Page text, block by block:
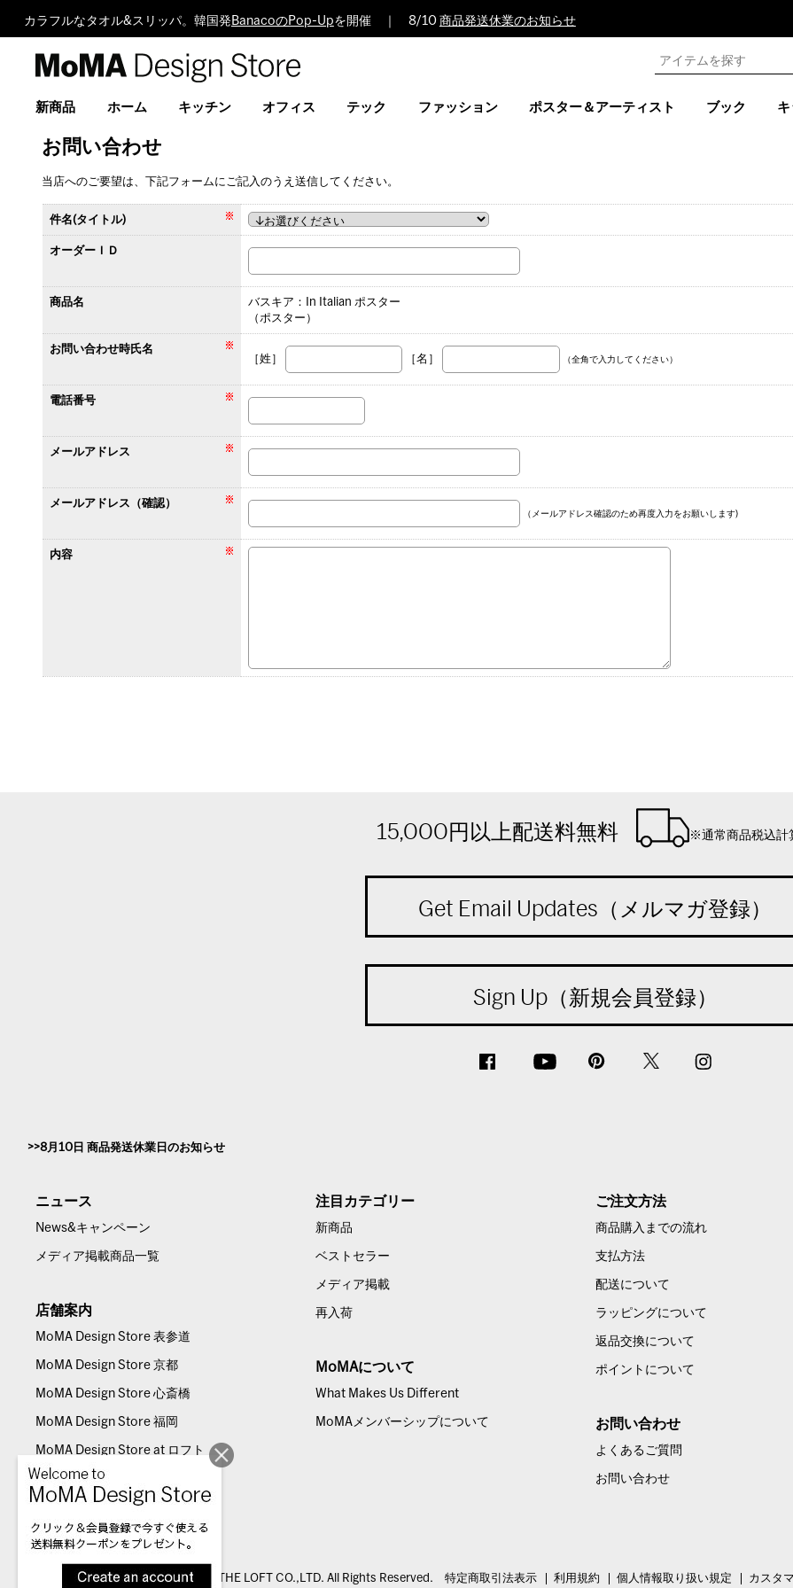
カラフルなタオル&スリッパ。韓国発 BanacoのPop-Upを開催 ｜ 8/10 商品発送休業のお知らせ
Design
新商品 ホーム キッチン オフィス テック ファッション ポスター＆アーティスト ブック
お問い合わせ
当店へのご要望は、下記フォームにご記入のうえ送信してください。
件名(タイトル)
オーダーＩＤ
商品名
バスキア：In Italian ポスター
（ポスター）
お問い合わせ時氏名
［姓］
［名］ （全角で入力してください）
電話番号
メールアドレス
メールアドレス（確認）
（メールアドレス確認のため再度入力をお願いします)
内容
15,000円以上配送料無料 ※通常商品税込計
Get Email Updates（メルマガ登録）
Sign Up（新規会員登録）
8月10日 商品発送休業日のお知らせ
ニュース
News&キャンペーン
メディア掲載商品一覧
店舗案内
MoMA Design Store 表参道
MoMA Design Store 京都
MoMA Design Store 心斎橋
MoMA Design Store 福岡
MoMA Design Store at ロフト
注目カテゴリー
新商品
ベストセラー
メディア掲載
再入荷
MoMAについて
What Makes Us Different
MoMAメンバーシップについて
ご注文方法
商品購入までの流れ
支払方法
配送について
ラッピングについて
返品交換について
ポイントについて
お問い合わせ
よくあるご質問
お問い合わせ
© THE LOFT CO.,LTD. All Rights Reserved. 特定商取引法表示 利用規約 個人情報取り扱い規定 カスタ